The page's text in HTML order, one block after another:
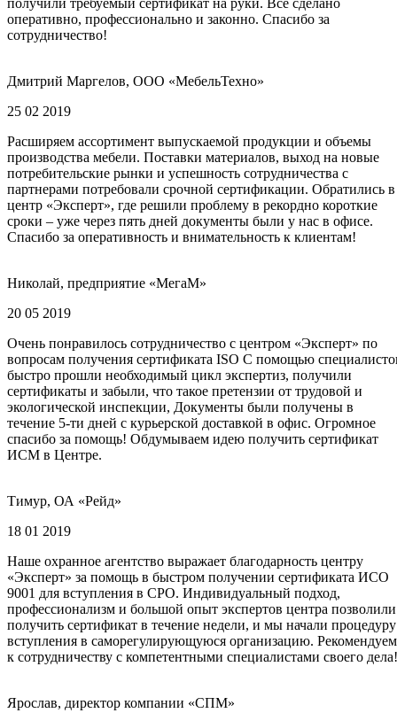
получили требуемый сертификат на руки. Все сделано
оперативно, профессионально и законно. Спасибо за
сотрудничество!
Дмитрий Маргелов, ООО «МебельТехно»
25 02 2019
Расширяем ассортимент выпускаемой продукции и объемы
производства мебели. Поставки материалов, выход на новые
потребительские рынки и успешность сотрудничества с
партнерами потребовали срочной сертификации. Обратились в
центр «Эксперт», где решили проблему в рекордно короткие
сроки – уже через пять дней документы были у нас в офисе.
Спасибо за оперативность и внимательность к клиентам!
Николай, предприятие «МегаМ»
20 05 2019
Очень понравилось сотрудничество с центром «Эксперт» по
вопросам получения сертификата ISO С помощью
быстро прошли необходимый цикл экспертиз, получили
сертификаты и забыли, что такое претензии от трудовой и
экологической инспекции, Документы были получены в
течение 5-ти дней с курьерской доставкой в офис. Огромное
спасибо за помощь! Обдумываем идею получить сертификат
ИСМ в Центре.
Тимур, ОА «Рейд»
18 01 2019
Наше охранное агентство выражает благодарность центру
«Эксперт» за помощь в быстром получении сертификата ИСО
9001 для вступления в СРО. Индивидуальный подход,
профессионализм и большой опыт экспертов центра позволили
получить сертификат в течение недели, и мы начали процедуру
вступления в саморегулирующуюся организацию. Рекомендуем
к сотрудничеству с компетентными специалистами своего дела!
Ярослав, директор компании «СПМ»